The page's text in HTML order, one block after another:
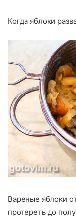
Когда яблоки
Вареные яблоки
протереть до